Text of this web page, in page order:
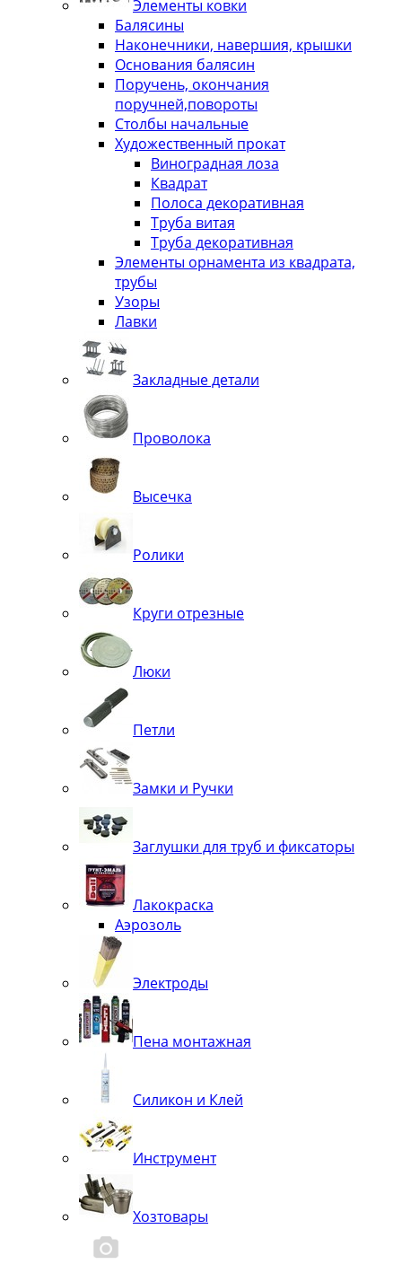
Элементы ковки
Балясины
Наконечники, навершия, крышки
Основания балясин
Поручень, окончания
поручней,повороты
Столбы начальные
Художественный прокат
Виноградная лоза
Квадрат
Полоса декоративная
Труба витая
Труба декоративная
Элементы орнамента из квадрата,
трубы
Узоры
Лавки
Закладные детали
Проволока
Высечка
Ролики
Круги отрезные
Люки
Петли
Замки и Ручки
Заглушки для труб и фиксаторы
Лакокраска
Аэрозоль
Электроды
Пена монтажная
Силикон и Клей
Инструмент
Хозтовары